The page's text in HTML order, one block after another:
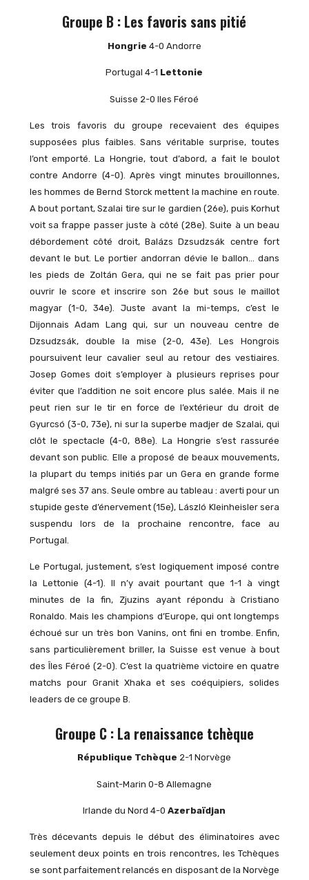
Groupe B : Les favoris sans pitié
Hongrie 4-0 Andorre
Portugal 4-1 Lettonie
Suisse 2-0 Iles Féroé
Les trois favoris du groupe recevaient des équipes
supposées plus faibles. Sans véritable surprise, toutes
l’ont emporté. La Hongrie, tout d’abord, a fait le boulot
contre Andorre (4-0). Après vingt minutes brouillonnes,
les hommes de Bernd Storck mettent la machine en route.
A bout portant, Szalai tire sur le gardien (26e), puis Korhut
voit sa frappe passer juste à côté (28e). Suite à un beau
débordement côté droit, Balázs Dzsudzsák centre fort
devant le but. Le portier andorran dévie le ballon… dans
les pieds de Zoltán Gera, qui ne se fait pas prier pour
ouvrir le score et inscrire son 26e but sous le maillot
magyar (1-0, 34e). Juste avant la mi-temps, c’est le
Dijonnais Adam Lang qui, sur un nouveau centre de
Dzsudzsák, double la mise (2-0, 43e). Les Hongrois
poursuivent leur cavalier seul au retour des vestiaires.
Josep Gomes doit s’employer à plusieurs reprises pour
éviter que l’addition ne soit encore plus salée. Mais il ne
peut rien sur le tir en force de l’extérieur du droit de
Gyurcsó (3-0, 73e), ni sur la superbe madjer de Szalai, qui
clôt le spectacle (4-0, 88e). La Hongrie s’est rassurée
devant son public. Elle a proposé de beaux mouvements,
la plupart du temps initiés par un Gera en grande forme
malgré ses 37 ans. Seule ombre au tableau : averti pour un
stupide geste d’énervement (15e), László Kleinheisler sera
suspendu lors de la prochaine rencontre, face au
Portugal.
Le Portugal, justement, s’est logiquement imposé contre
la Lettonie (4-1). Il n’y avait pourtant que 1-1 à vingt
minutes de la fin, Zjuzins ayant répondu à Cristiano
Ronaldo. Mais les champions d’Europe, qui ont longtemps
échoué sur un très bon Vanins, ont fini en trombe. Enfin,
sans particulièrement briller, la Suisse est venue à bout
des Îles Féroé (2-0). C’est la quatrième victoire en quatre
matchs pour Granit Xhaka et ses coéquipiers, solides
leaders de ce groupe B.
Groupe C : La renaissance tchèque
République Tchèque 2-1 Norvège
Saint-Marin 0-8 Allemagne
Irlande du Nord 4-0Azerbaïdjan
Très décevants depuis le début des éliminatoires avec
seulement deux points en trois rencontres, les Tchèques
se sont parfaitement relancés en disposant de la Norvège